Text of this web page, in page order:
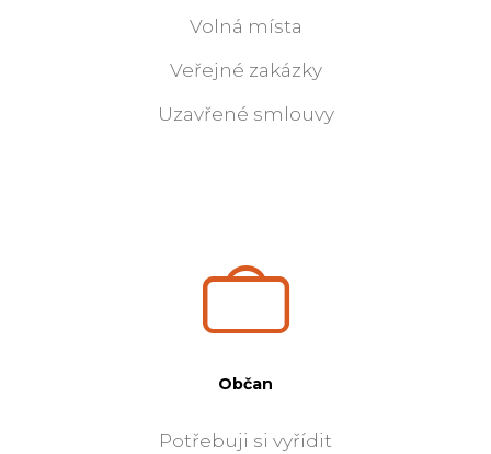
Volná místa
Veřejné zakázky
Uzavřené smlouvy
Občan
Potřebuji si vyřídit